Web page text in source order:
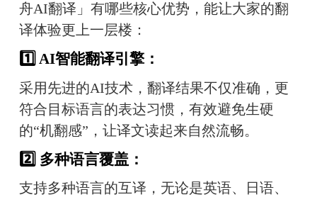
舟AI翻译」有哪些核心优势，能让大家的翻
译体验更上一层楼：
1️⃣ AI智能翻译引擎：
采用先进的AI技术，翻译结果不仅准确，更
符合目标语言的表达习惯，有效避免生硬
的“机翻感”，让译文读起来自然流畅。
2️⃣ 多种语言覆盖：
支持多种语言的互译，无论是英语、日语、